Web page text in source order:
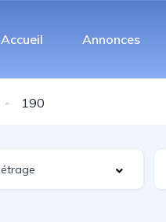
Accueil Annonces
190